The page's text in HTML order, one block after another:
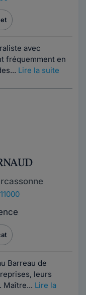
avec
fréquemment en
Lire la suite
Barreau de
leurs
Maître... Lire la